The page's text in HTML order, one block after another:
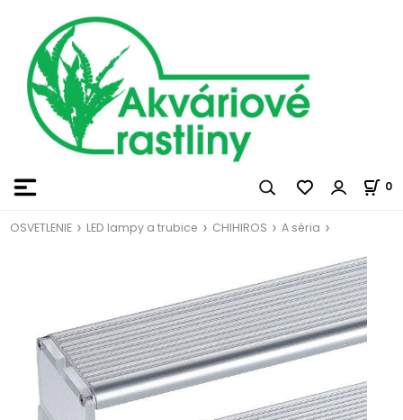
0
OSVETLENIE LED lampy a trubice CHIHIROS A séria